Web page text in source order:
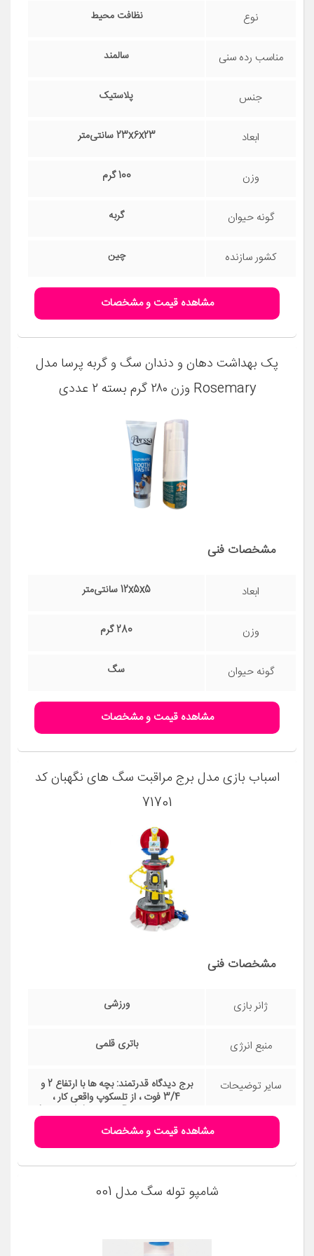
نوع
مناسب رده سنی
جنس
ابعاد
وزن
گونه حیوان
کشور سازنده
نظافت محیط
سالمند
پلاستیک
23x6x23 سانتی‌متر
100 گرم
گربه
چین
مشاهده قیمت و مشخصات
پک بهداشت دهان و دندان سگ و گربه پرسا مدل
Rosemary وزن ۲۸۰ گرم بسته ۲ عددی
مشخصات فنی
ابعاد
وزن
گونه حیوان
12x5x5 سانتی‌متر
280 گرم
سگ
مشاهده قیمت و مشخصات
اسباب بازی مدل برج مراقبت سگ های نگهبان کد
71701
مشخصات فنی
ژانر بازی
منبع انرژی
سایر توضیحات
ورزشی
باتری قلمی
برج دیدگاه قدرتمند: بچه ها با ارتفاع 2 و
3/4 فوت ، از تلسکوپ واقعی کار ،
موقعیت عالی Adventure Bay را دارند!
هنگامی که مشکل مشاهده شد ، دکمه ها
را فشار دهید تا چراغها و صداهای واقعی
فعال شوند و به PAW Patrol کمک کنید
تا روز را نجات دهد! مأموریت های
صورت جداگانه فروخته می شوند) را روی
نقطه سکو قرار دهید که رنگ یکنواخت
های سکو را پلک بزند و روی توله سگ
مشاهده قیمت و مشخصات
شامپو توله سگ مدل 001